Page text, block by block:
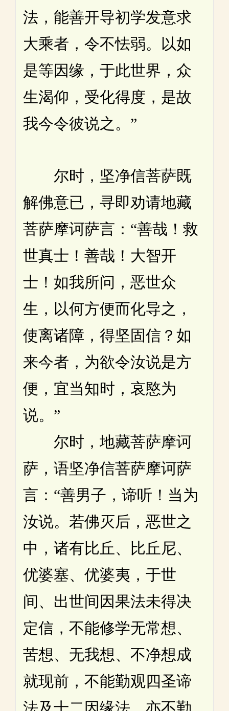
法，能善开导初学发意求
大乘者，令不怯弱。以如
是等因缘，于此世界，众
生渴仰，受化得度，是故
我今令彼说之。”
尔时，坚净信菩萨既
解佛意已，寻即劝请地藏
菩萨摩诃萨言：“善哉！救
世真士！善哉！大智开
士！如我所问，恶世众
生，以何方便而化导之，
使离诸障，得坚固信？如
来今者，为欲令汝说是方
便，宜当知时，哀愍为
说。”
尔时，地藏菩萨摩诃
萨，语坚净信菩萨摩诃萨
言：“善男子，谛听！当为
汝说。若佛灭后，恶世之
中，诸有比丘、比丘尼、
优婆塞、优婆夷，于世
间、出世间因果法未得决
定信，不能修学无常想、
苦想、无我想、不净想成
就现前，不能勤观四圣谛